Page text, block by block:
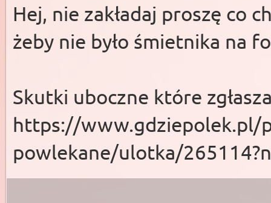
Hej, nie zakładaj proszę co
żeby nie było śmietnika na
Skutki uboczne które
https://www.gdziepolek.pl/
powlekane/ulotka/